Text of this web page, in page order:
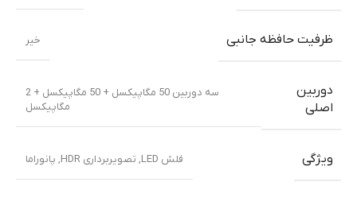
ظرفیت حافظه جانبی خیر
دوربین
اصلی
سه دوربین 50 مگاپیکسل + 50 مگاپیکسل + 2
مگاپیکسل
ویژگی فلش LED, تصویربرداری HDR, پانوراما